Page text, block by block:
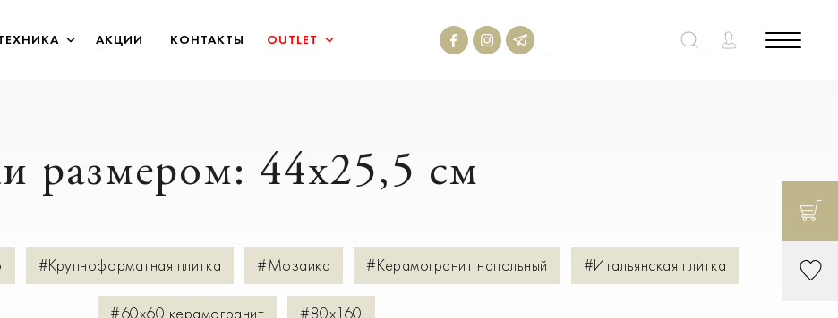
АКЦИИ КОНТАКТЫ OUTLET
размером: 44x25,5 см
#Крупноформатная плитка #Мозаика #Керамогранит напольный #Итальянская плитка
#60х60 керамогранит #80х160